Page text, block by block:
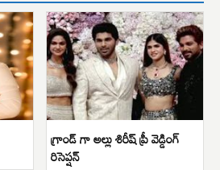
గ్రాండ్ గా అల్లు శిరీష్ ప్రీ వెడ్డింగ్
రిసెప్షన్